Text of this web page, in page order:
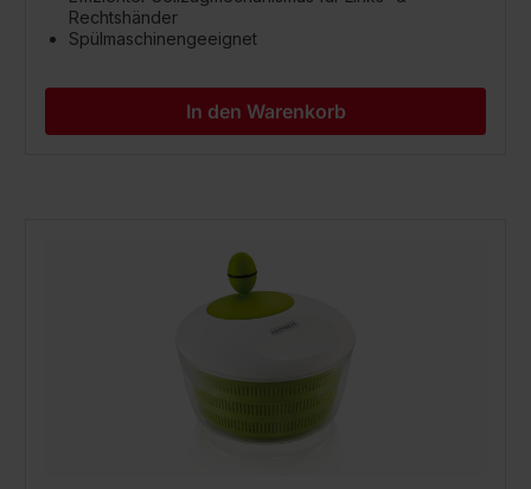
Rechtshänder
Spülmaschinengeeignet
In den Warenkorb